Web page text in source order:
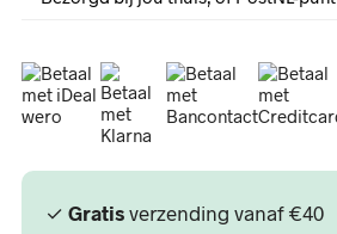
✓ Gratis verzending vanaf €40